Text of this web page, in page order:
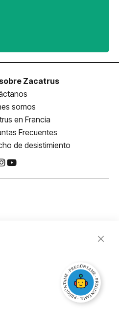
Zacatrus
somos
en Francia
Frecuentes
de desistimiento